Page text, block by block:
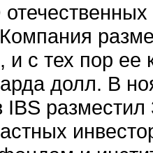
с тех пор ее
долл. В
IBS